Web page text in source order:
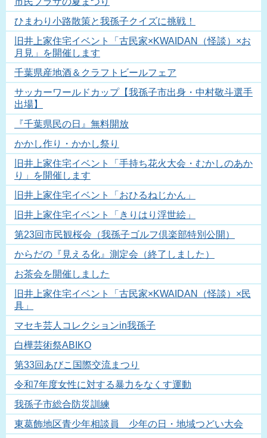
ひまわり小路散策と我孫子クイズに挑戦！
旧井上家住宅イベント「古民家×KWAIDAN（怪談）×お
月見」を開催します
千葉県産地酒＆クラフトビールフェア
サッカーワールドカップ【我孫子市出身・中村敬斗選手
出場】
『千葉県民の日』無料開放
かかし作り・かかし祭り
旧井上家住宅イベント「手持ち花火大会・むかしのあか
り」を開催します
旧井上家住宅イベント「おひるねじかん」
旧井上家住宅イベント「きりはり浮世絵」
第23回市民観桜会（我孫子ゴルフ倶楽部特別公開）
からだの『見える化』測定会（終了しました）
お茶会を開催しました
旧井上家住宅イベント「古民家×KWAIDAN（怪談）×民
具」
マセキ芸人コレクションin我孫子
白樺芸術祭ABIKO
第33回あびこ国際交流まつり
令和7年度女性に対する暴力をなくす運動
我孫子市総合防災訓練
東葛飾地区青少年相談員 少年の日・地域つどい大会